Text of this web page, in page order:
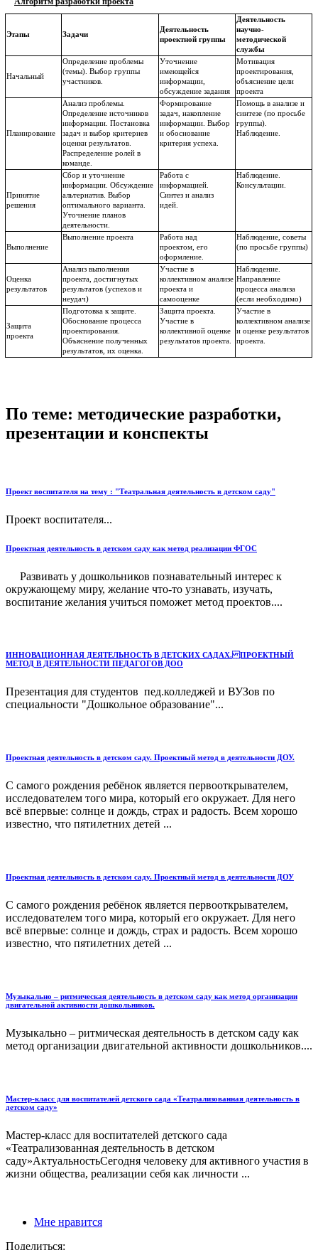
Этапы Задачи
Деятельность
проектной группы
Деятельность
научно-
методической
службы
Начальный
Определение проблемы
(темы). Выбор группы
участников.
Уточнение
имеющейся
информации,
обсуждение задания
Мотивация
проектирования,
объяснение цели
проекта
Планирование
Анализ проблемы.
Определение источников
информации. Постановка
задач и выбор критериев
оценки результатов.
Распределение ролей в
команде.
Формирование
задач, накопление
информации. Выбор
и обоснование
критерия успеха.
Помощь в анализе и
синтезе (по просьбе
группы).
Наблюдение.
Принятие
решения
Сбор и уточнение
информации. Обсуждение
альтернатив. Выбор
оптимального варианта.
Уточнение планов
деятельности.
Работа с
информацией.
Синтез и анализ
идей.
Наблюдение.
Консультации.
Выполнение
Выполнение проекта
Работа над
проектом, его
оформление.
Наблюдение, советы
(по просьбе группы)
Оценка
результатов
Анализ выполнения
проекта, достигнутых
результатов (успехов и
неудач)
Участие в
коллективном анализе
проекта и
самооценке
Наблюдение.
Направление
процесса анализа
(если необходимо)
Защита
проекта
Подготовка к защите.
Обоснование процесса
проектирования.
Объяснение полученных
результатов, их оценка.
Защита проекта.
Участие в
коллективной оценке
результатов проекта.
Участие в
коллективном анализе
и оценке результатов
проекта.
По теме: методические разработки,
презентации и конспекты
Проект воспитателя на тему : "Театральная деятельность в детском саду"
Проект воспитателя...
Проектная деятельность в детском саду как метод реализации ФГОС
Развивать у дошкольников познавательный интерес к
окружающему миру, желание что-то узнавать, изучать,
воспитание желания учиться поможет метод проектов....
ИННОВАЦИОННАЯ ДЕЯТЕЛЬНОСТЬ В ДЕТСКИХ САДАХ. ПРОЕКТНЫЙ
МЕТОД В ДЕЯТЕЛЬНОСТИ ПЕДАГОГОВ ДОО
Презентация для студентов пед.колледжей и ВУЗов по
специальности "Дошкольное образование"...
Проектная деятельность в детском саду. Проектный метод в деятельности ДОУ.
С самого рождения ребёнок является первооткрывателем,
исследователем того мира, который его окружает. Для него
всё впервые: солнце и дождь, страх и радость. Всем хорошо
известно, что пятилетних детей ...
Проектная деятельность в детском саду. Проектный метод в деятельности ДОУ
С самого рождения ребёнок является первооткрывателем,
исследователем того мира, который его окружает. Для него
всё впервые: солнце и дождь, страх и радость. Всем хорошо
известно, что пятилетних детей ...
Музыкально – ритмическая деятельность в детском саду как метод организации
двигательной активности дошкольников.
Музыкально – ритмическая деятельность в детском саду как
метод организации двигательной активности дошкольников....
Мастер-класс для воспитателей детского сада «Театрализованная деятельность в
детском саду»
Мастер-класс для воспитателей детского сада
«Театрализованная деятельность в детском
саду»АктуальностьСегодня человеку для активного участия в
жизни общества, реализации себя как личности ...
Мне нравится
Поделиться: